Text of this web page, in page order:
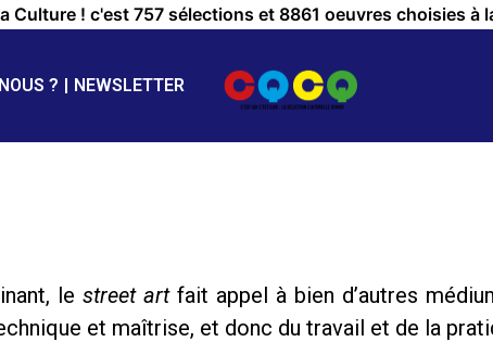
Culture ! c'est 757 sélections et 8861 oeuvres choisies à
? NEWSLETTER
le street artfait appel à bien d’autres
et maîtrise, et donc du travail et de la